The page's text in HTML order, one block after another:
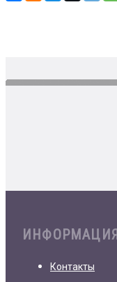
ИНФОРМАЦИЯ
Контакты